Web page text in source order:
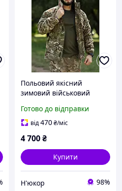
Польовий якісний
зимовий військовий
ріп стоп на флісі/зимова
форма
Готово до відправки
від470₴/міс
4 700₴
Купити
Н'юкор 98%